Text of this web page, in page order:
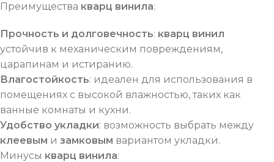
Преимущества кварц винила:
Прочность и долговечность: кварц винил
устойчив к механическим повреждениям,
царапинам и истиранию.
Влагостойкость: идеален для использования в
помещениях с высокой влажностью, таких как
ванные комнаты и кухни.
Удобство укладки: возможность выбрать между
клеевым и замковым вариантом укладки.
Минусы кварц винила: